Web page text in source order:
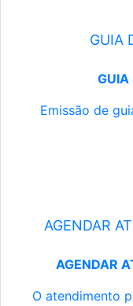
GUIA
GUIA
Emissão de
AGENDAR
AGENDAR
O atendimento